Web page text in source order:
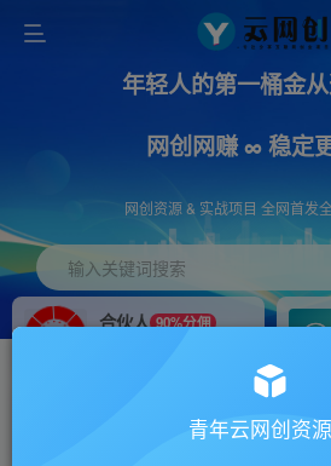
年轻人的第一桶金
网创网赚 ∞ 稳定
网创资源 & 实战项目 全网首发
输入关键词搜索
合伙人 90%分佣
搭建同款网站，自己当老板
青年云网创资